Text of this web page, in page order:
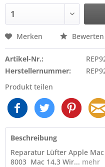
Merken Bewerten
Artikel-Nr.:
Herstellernummer:
Produkt teilen
Beschreibung
Reparatur Lüfter Apple
8003 Mac 14,3 Wir... mehr